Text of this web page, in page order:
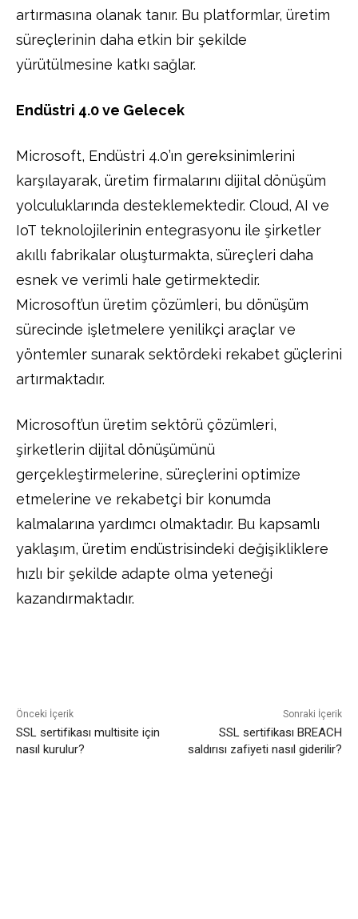
artırmasına olanak tanır. Bu platformlar, üretim
süreçlerinin daha etkin bir şekilde
yürütülmesine katkı sağlar.
Endüstri 4.0 ve Gelecek
Microsoft, Endüstri 4.0’ın gereksinimlerini
karşılayarak, üretim firmalarını dijital dönüşüm
yolculuklarında desteklemektedir. Cloud, AI ve
IoT teknolojilerinin entegrasyonu ile şirketler
akıllı fabrikalar oluşturmakta, süreçleri daha
esnek ve verimli hale getirmektedir.
Microsoft’un üretim çözümleri, bu dönüşüm
sürecinde işletmelere yenilikçi araçlar ve
yöntemler sunarak sektördeki rekabet güçlerini
artırmaktadır.
Microsoft’un üretim sektörü çözümleri,
şirketlerin dijital dönüşümünü
gerçekleştirmelerine, süreçlerini optimize
etmelerine ve rekabetçi bir konumda
kalmalarına yardımcı olmaktadır. Bu kapsamlı
yaklaşım, üretim endüstrisindeki değişikliklere
hızlı bir şekilde adapte olma yeteneği
kazandırmaktadır.
Önceki İçerik
SSL sertifikası multisite için
nasıl kurulur?
Sonraki İçerik
SSL sertifikası BREACH
saldırısı zafiyeti nasıl giderilir?